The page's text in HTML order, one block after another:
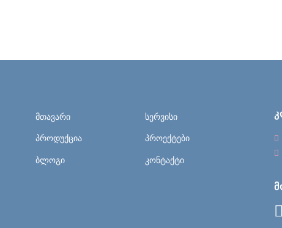
მთავარი სერვისი
პროდუქცია პროექტები
ბლოგი კონტაქტი